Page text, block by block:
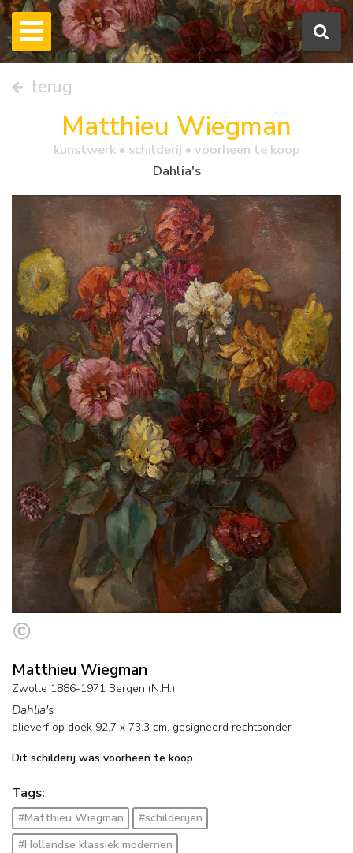
terug
Matthieu Wiegman
kunstwerk • schilderij • voorheen te koop
Dahlia's
Matthieu Wiegman
Zwolle 1886-1971 Bergen (N.H.)
Dahlia's
olieverf op doek 92,7 x 73,3 cm, gesigneerd rechtsonder
Dit schilderij was voorheen te koop.
Tags:
#Matthieu Wiegman
#schilderijen
#Hollandse klassiek modernen